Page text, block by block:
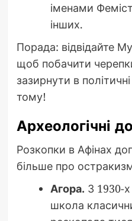
іменами
інших.
Порада: відвідайте
щоб побачити
зазирнути в
тому!
Археологічні
Розкопки в Афінах
більше про
Агора. З 1930-
школа